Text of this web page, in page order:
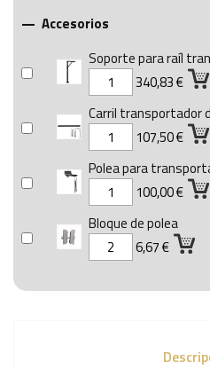
 Accesorios
Soporte para raíl
340,83 €
Carril transportador
107,50 €
Polea para
100,00 €
Bloque de polea
6,67 €